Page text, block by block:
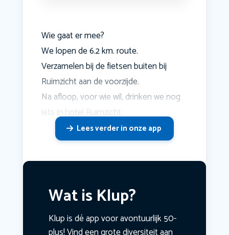
Wie gaat er mee?
We lopen de 6.2 km. route.
Verzamelen bij de fietsen buiten bij
Ruimzicht aan de voorzijde.
Na afloop, voor wie wil, drinken we nog
iets in hotel Ruimzicht.
Lees verder in onze app
Wat is Klup?
Klup is dé app voor avontuurlijk 50-